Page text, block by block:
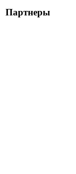
Партнеры